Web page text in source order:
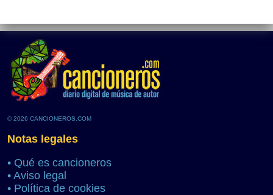
© 2026 CANCIONEROS.COM
Notas legales
• Qué es cancioneros
• Aviso legal
• Política de cookies